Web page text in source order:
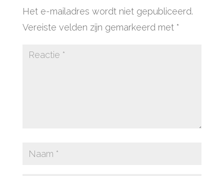
Het e-mailadres wordt niet gepubliceerd.
Vereiste velden zijn gemarkeerd met *